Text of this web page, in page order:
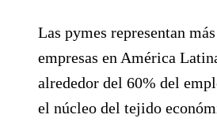
Las pymes representan
empresas en América
alrededor del 60% del
el núcleo del tejido